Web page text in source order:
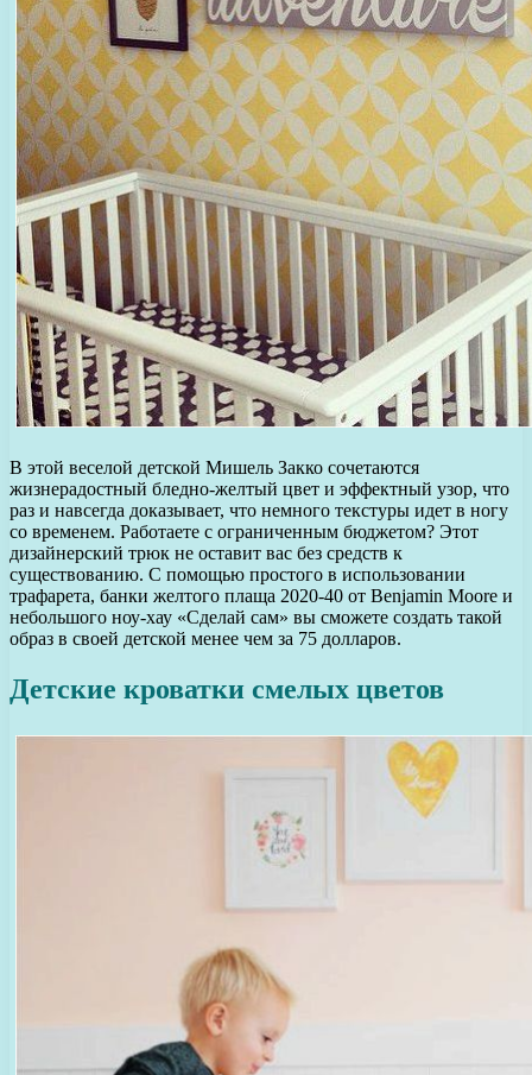
В этой веселой детской Мишель Закко сочетаются
жизнерадостный бледно-желтый цвет и эффектный узор, что
раз и навсегда доказывает, что немного текстуры идет в ногу
со временем. Работаете с ограниченным бюджетом? Этот
дизайнерский трюк не оставит вас без средств к
существованию. С помощью простого в использовании
трафарета, банки желтого плаща 2020-40 от Benjamin Moore и
небольшого ноу-хау «Сделай сам» вы сможете создать такой
образ в своей детской менее чем за 75 долларов.
Детские кроватки смелых цветов